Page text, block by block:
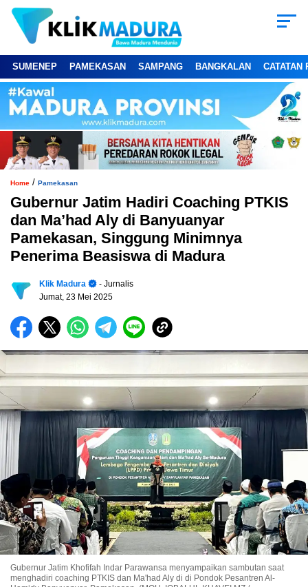
SUMENEP PAMEKASAN SAMPANG BANGKALAN CATATAN
Home / Pamekasan
Gubernur Jatim Hadiri Coaching PTKIS
dan Ma’had Aly di Banyuanyar
Pamekasan, Singgung Minimnya
Penerima Beasiswa di Madura
Klik Madura
- Jurnalis
Jumat, 23 Mei 2025
Gubernur Jatim Khofifah Indar Parawansa menyampaikan sambutan saat
menghadiri coaching PTKIS dan Ma'had Aly di di Pondok Pesantren Al-